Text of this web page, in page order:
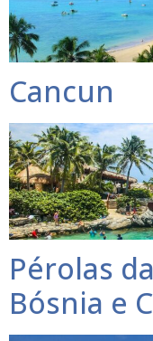
Cancun
Pérolas
Bósnia e